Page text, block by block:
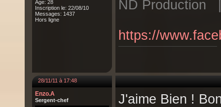
Âge: 28
Inscription le: 22/08/10
Messages: 1437
Hors ligne
ND Production
https://
28/11/11 à 17:48
Enzo.A
Sergent-chef J'aime Bien !